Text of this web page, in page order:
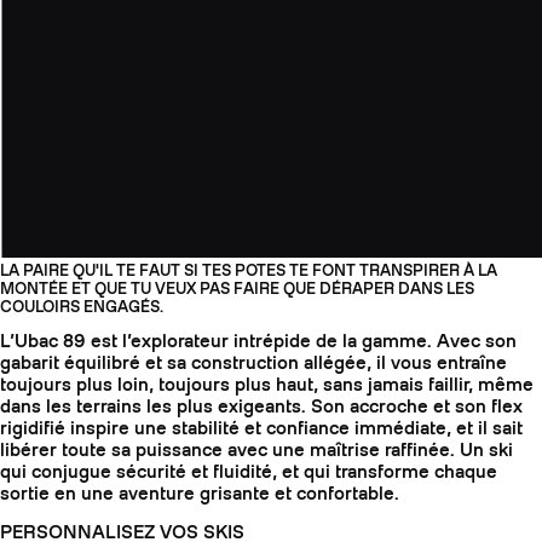
LA PAIRE QU'IL TE FAUT SI TES POTES TE FONT TRANSPIRER À LA
MONTÉE ET QUE TU VEUX PAS FAIRE QUE DÉRAPER DANS LES
COULOIRS ENGAGÉS.
L’Ubac 89 est l’explorateur intrépide de la gamme. Avec son
gabarit équilibré et sa construction allégée, il vous entraîne
toujours plus loin, toujours plus haut, sans jamais faillir, même
dans les terrains les plus exigeants. Son accroche et son flex
rigidifié inspire une stabilité et confiance immédiate, et il sait
libérer toute sa puissance avec une maîtrise raffinée. Un ski
qui conjugue sécurité et fluidité, et qui transforme chaque
sortie en une aventure grisante et confortable.
PERSONNALISEZ VOS SKIS